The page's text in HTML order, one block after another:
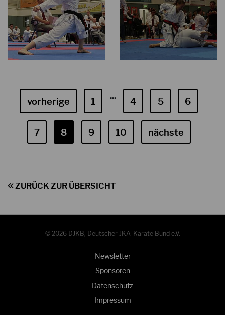
vorherige 1
...
4 5 6
7 8 9 10 nächste
ZURÜCK ZUR ÜBERSICHT
© 2026 DJKB, Deutscher JKA-Karate Bund e.V.
Newsletter
Sponsoren
Datenschutz
Impressum